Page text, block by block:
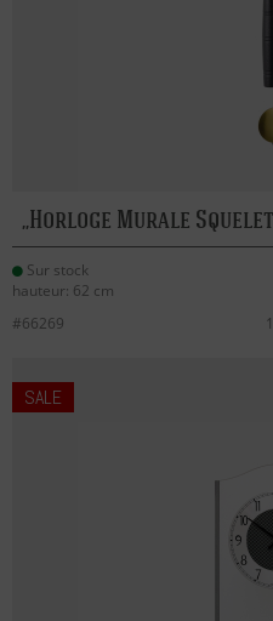
Horloge Murale
Sur stock
hauteur: 62 cm
#66269
SALE